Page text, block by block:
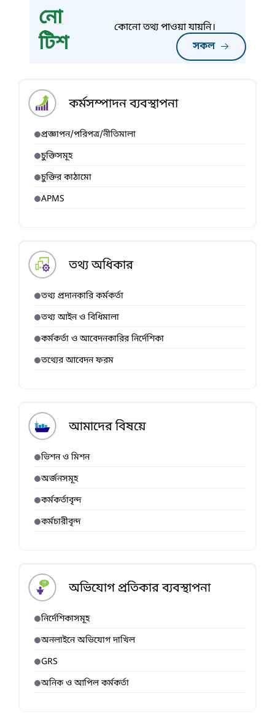
নো
টিশ
সকল
কোনো তথ্য পাওয়া যায়নি।
কর্মসম্পাদন ব্যবস্থাপনা
প্রজ্ঞাপন/পরিপত্র/নীতিমালা
চুক্তিসমূহ
চুক্তির কাঠামো
APMS
তথ্য অধিকার
তথ্য প্রদানকারি কর্মকর্তা
তথ্য আইন ও বিধিমালা
কর্মকর্তা ও আবেদনকারির নির্দেশিকা
তথ্যের আবেদন ফরম
আমাদের বিষয়ে
ভিশন ও মিশন
অর্জনসমূহ
কর্মকর্তাবৃন্দ
কর্মচারীবৃন্দ
অভিযোগ প্রতিকার ব্যবস্থাপনা
নির্দেশিকাসমূহ
অনলাইনে অভিযোগ দাখিল
GRS
অনিক ও আপিল কর্মকর্তা